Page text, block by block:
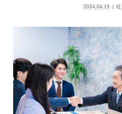
2024.04.15 社